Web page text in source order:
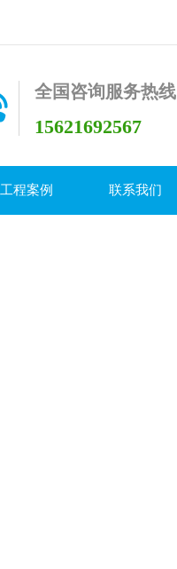
全国咨询服务热线
15621692567
工程案例 联系我们